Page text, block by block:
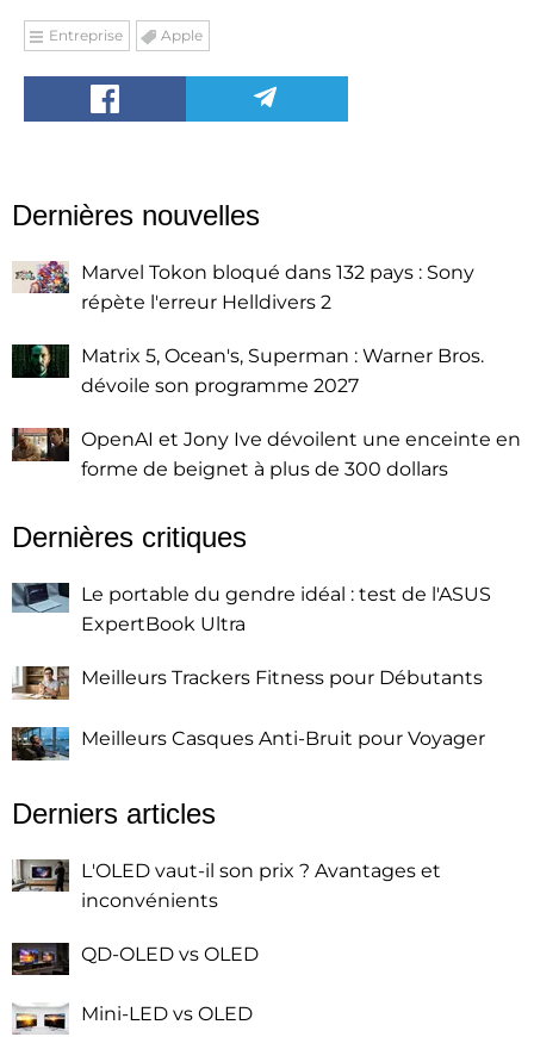
Entreprise Apple
Dernières nouvelles
Marvel Tokon bloqué dans 132 pays : Sony
répète l'erreur Helldivers 2
Matrix 5, Ocean's, Superman : Warner Bros.
dévoile son programme 2027
OpenAI et Jony Ive dévoilent une enceinte en
forme de beignet à plus de 300 dollars
Dernières critiques
Le portable du gendre idéal : test de l'ASUS
ExpertBook Ultra
Meilleurs Trackers Fitness pour Débutants
Meilleurs Casques Anti-Bruit pour Voyager
Derniers articles
L'OLED vaut-il son prix ? Avantages et
inconvénients
QD-OLED vs OLED
Mini-LED vs OLED